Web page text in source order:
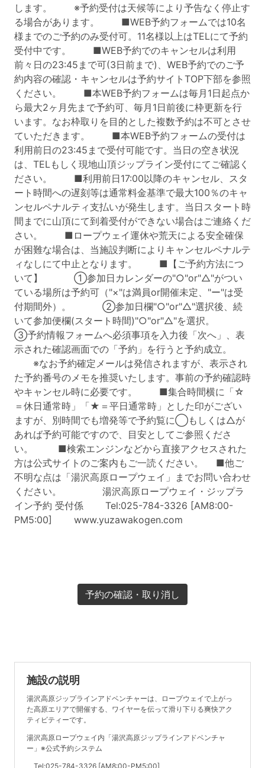
します。 ※予約受付は天候等により予告なく停止す
る場合があります。 ■WEB予約フォームでは10名
様までのご予約のみ受付可。11名様以上はTELにて予約
受付中です。 ■WEB予約でのキャンセルは利用
前々日の23:45まで可(3日前まで)、WEB予約でのご予
約内容の確認・キャンセルは予約サイトTOP下部を参照
ください。 ■本WEB予約フォームは毎月1日起点か
ら最大2ヶ月先まで予約可、毎月1日前後に枠更新を行
います。なお枠取りを目的とした複数予約は不可とさせ
ていただきます。 ■本WEB予約フォームの受付は
利用前日の23:45まで受付可能です。当日の空き状況
は、TELもしく現地山頂ジップライン受付にてご確認く
ださい。 ■利用前日17:00以降のキャンセル、スタ
ート時間への遅刻等は通常料金基準で最大100％のキャ
ンセルペナルティ支払いが発生します。当日スタート時
間までに山頂にて到着受付ができない場合はご連絡くだ
さい。 ■ロープウェイ運休や荒天による安全確保
が困難な場合は、当施設判断によりキャンセルペナルテ
ィなしにて中止となります。 ■【ご予約方法につ
いて】 ①参加日カレンダーの"○"or"△"がつい
ている場所は予約可（"×"は満員or開催未定、"ー"は受
付期間外）。 ②参加日欄"○"or"△"選択後、続
いて参加便欄(スタート時間)"○"or"△"を選択。
③予約情報フォームへ必須事項を入力後「次へ」、表
示された確認画面での「予約」を行うと予約成立。
※なお予約確定メールは発信されますが、表示され
た予約番号のメモを推奨いたします。事前の予約確認時
やキャンセル時に必要です。 ■集合時間横に「☆
＝休日通常時」「★＝平日通常時」とした印がござい
ますが、別時間でも増発等で予約覧に◯もしくは△が
あれば予約可能ですので、目安としてご参照くださ
い。 ■検索エンジンなどから直接アクセスされた
方は公式サイトのご案内もご一読ください。 ■他ご
不明な点は「湯沢高原ロープウェイ」までお問い合わせ
ください。 湯沢高原ロープウェイ・ジップラ
イン予約 受付係 Tel:025-784-3326 [AM8:00-
PM5:00] www.yuzawakogen.com
予約の確認・取り消し
施設の説明
湯沢高原ジップラインアドベンチャーは、ロープウェイで上がっ
た高原エリアで開催する、ワイヤーを伝って滑り下りる爽快アク
ティビティーです。
湯沢高原ロープウェイ内「湯沢高原ジップラインアドベンチャ
ー」※公式予約システム
Tel:025-784-3326 [AM8:00-PM5:00]